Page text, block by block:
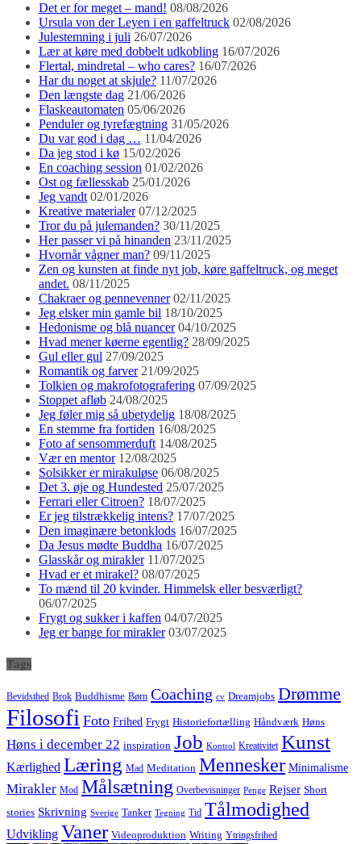
Det er for meget – mand! 08/08/2026
Ursula von der Leyen i en gaffeltruck 02/08/2026
Julestemning i juli 26/07/2026
Lær at køre med dobbelt udkobling 16/07/2026
Flertal, mindretal – who cares? 16/07/2026
Har du noget at skjule? 11/07/2026
Den længste dag 21/06/2026
Flaskeautomaten 05/06/2026
Penduler og tyrefægtning 31/05/2026
Du var god i dag … 11/04/2026
Da jeg stod i kø 15/02/2026
En coaching session 01/02/2026
Ost og fællesskab 25/01/2026
Jeg vandt 02/01/2026
Kreative materialer 07/12/2025
Tror du på julemanden? 30/11/2025
Her passer vi på hinanden 23/11/2025
Hvornår vågner man? 09/11/2025
Zen og kunsten at finde nyt job, køre gaffeltruck, og meget
andet. 08/11/2025
Chakraer og pennevenner 02/11/2025
Jeg elsker min gamle bil 18/10/2025
Hedonisme og blå nuancer 04/10/2025
Hvad mener køerne egentlig? 28/09/2025
Gul eller gul 27/09/2025
Romantik og farver 21/09/2025
Tolkien og makrofotografering 07/09/2025
Stoppet afløb 24/08/2025
Jeg føler mig så ubetydelig 18/08/2025
En stemme fra fortiden 16/08/2025
Foto af sensommerduft 14/08/2025
Vær en mentor 12/08/2025
Solsikker er mirakuløse 06/08/2025
Det 3. øje og Hundested 25/07/2025
Ferrari eller Citroen? 18/07/2025
Er jeg tilstrækkelig intens? 17/07/2025
Den imaginære betonklods 16/07/2025
Da Jesus mødte Buddha 16/07/2025
Glasskår og mirakler 11/07/2025
Hvad er et mirakel? 08/07/2025
To mænd til 20 kvinder. Himmelsk eller besværligt?
06/07/2025
Frygt og sukker i kaffen 04/07/2025
Jeg er bange for mirakler 03/07/2025
Tags
Bevidsthed Brok Buddhisme Børn Coaching cv Dreamjobs Drømme
Filosofi Foto Frihed Frygt Historiefortælling Håndværk Høns
Høns i december 22 inspiration Job Kontrol Kreativitet Kunst
Kærlighed Læring Mad Meditation Mennesker Minimalisme
Mirakler Mod Målsætning Overbevisninger Penge Rejser Short
stories Skrivning Sverige Tanker Tegning Tid Tålmodighed
Udvikling Vaner Videoproduktion Writing Ytringsfrihed